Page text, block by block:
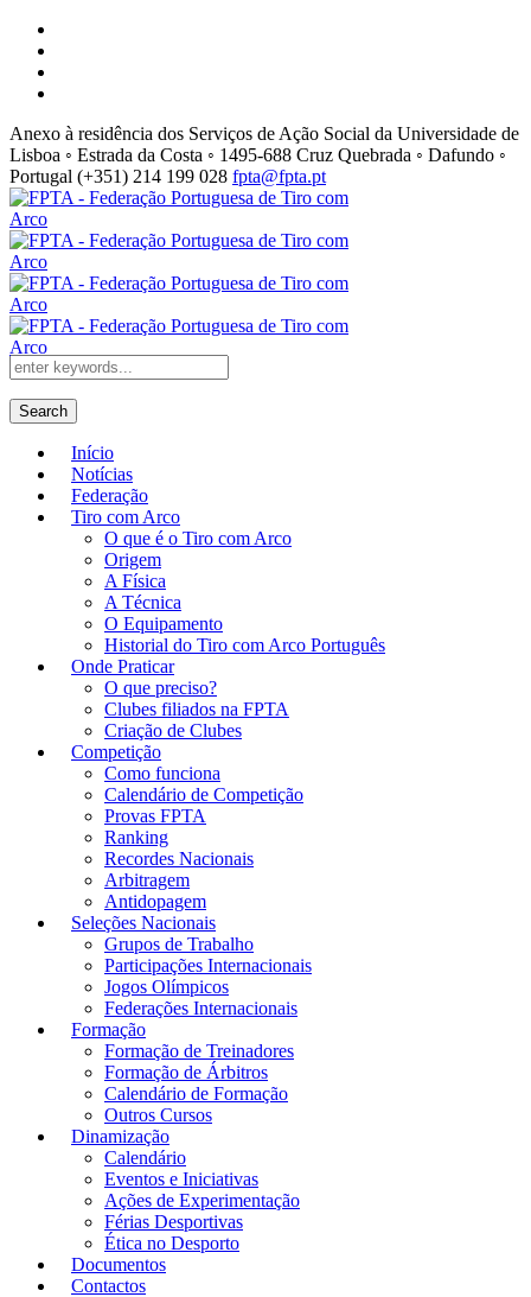
Anexo à residência dos Serviços de Ação Social da Universidade de
Lisboa ◦ Estrada da Costa ◦ 1495-688 Cruz Quebrada ◦ Dafundo ◦
Portugal (+351) 214 199 028 fpta@fpta.pt
Search
Início
Notícias
Federação
Tiro com Arco
O que é o Tiro com Arco
Origem
A Física
A Técnica
O Equipamento
Historial do Tiro com Arco Português
Onde Praticar
O que preciso?
Clubes filiados na FPTA
Criação de Clubes
Competição
Como funciona
Calendário de Competição
Provas FPTA
Ranking
Recordes Nacionais
Arbitragem
Antidopagem
Seleções Nacionais
Grupos de Trabalho
Participações Internacionais
Jogos Olímpicos
Federações Internacionais
Formação
Formação de Treinadores
Formação de Árbitros
Calendário de Formação
Outros Cursos
Dinamização
Calendário
Eventos e Iniciativas
Ações de Experimentação
Férias Desportivas
Ética no Desporto
Documentos
Contactos